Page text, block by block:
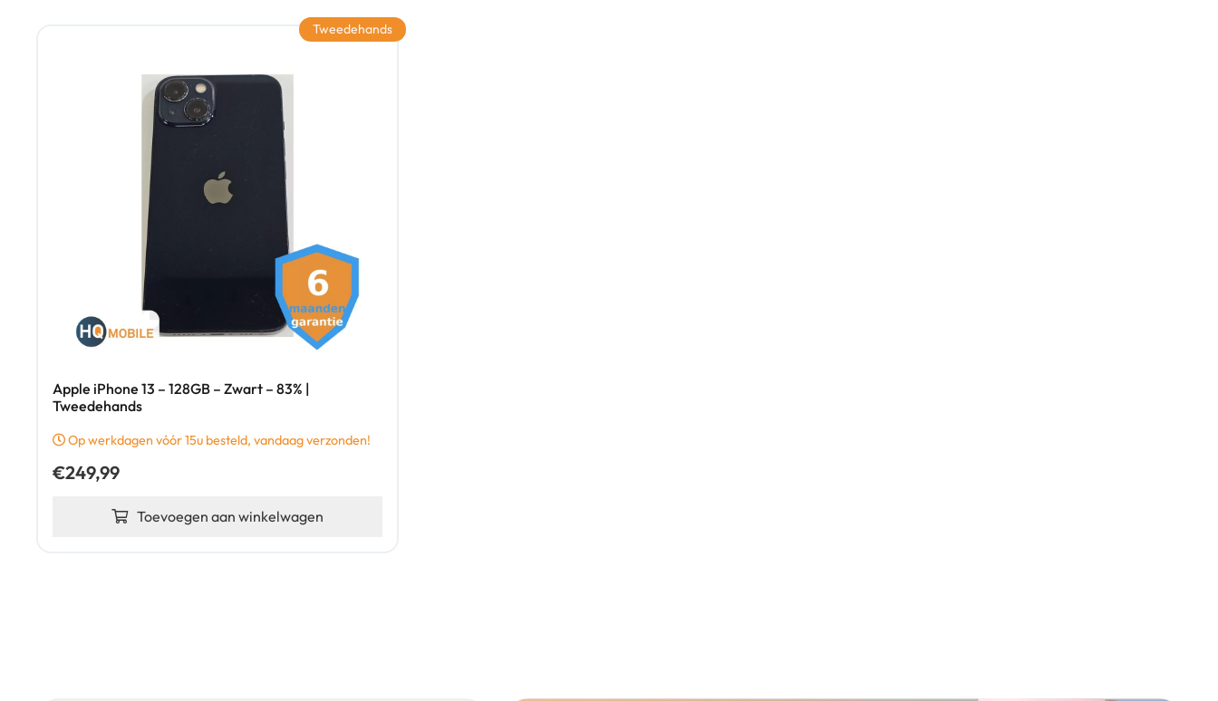
Apple iPhone 13 – 128GB – Zwart – 83% |
Tweedehands
Op werkdagen vóór 15u besteld, vandaag verzonden!
€249,99
Toevoegen aan winkelwagen
Tweedehands